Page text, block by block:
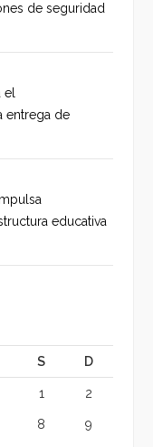
de seguridad
entrega de
educativa
S D
1 2
8 9